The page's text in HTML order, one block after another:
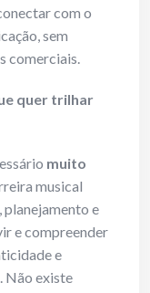
com o
sem
comerciais.
quer trilhar
muito
musical
e
e compreender
e
Não existe